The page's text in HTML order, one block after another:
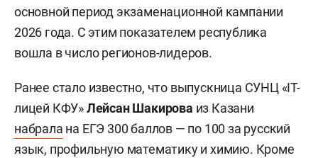
основной период экзаменационной кампании
2026 года. С этим показателем республика
вошла в число регионов-лидеров.
Ранее стало известно, что выпускница СУНЦ «IT-
лицей КФУ»Лейсан Шакирова из Казани
набрала на ЕГЭ 300 баллов — по 100 за русский
язык, профильную математику и химию. Кроме